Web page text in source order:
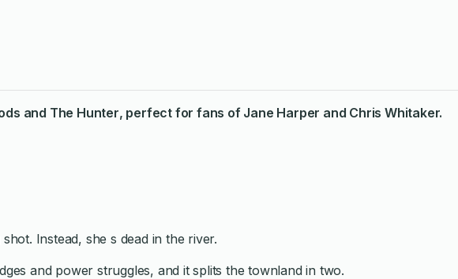
and The Hunter, perfect for fans of Jane Harper and Chris Whitaker.
Instead, she s dead in the river.
and power struggles, and it splits the townland in two.